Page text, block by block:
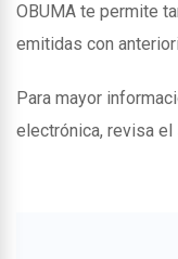
OBUMA te permite
emitidas con
Para mayor
electrónica, revisa